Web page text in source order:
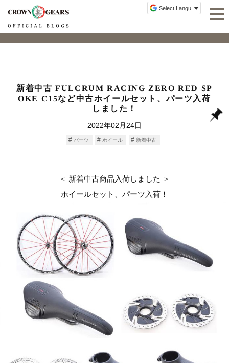
新着中古 FULCRUM RACING ZERO RED SP
OKE C15など中古ホイールセット、パーツ入荷
しました！
2022年02月24日
パーツ ホイール 新着中古
＜ 新着中古商品入荷しました ＞
ホイールセット、パーツ入荷！